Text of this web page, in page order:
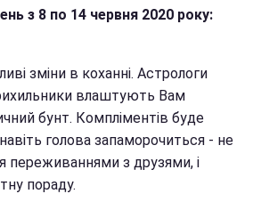
з 8 по 14 червня 2020 року:
зміни в коханні. Астрологи
влаштують Вам
бунт. Компліментів буде
голова запаморочиться - не
переживаннями з друзями, і
пораду.